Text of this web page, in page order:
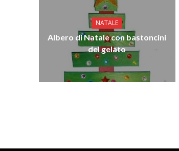
NATALE
Albero di Natale con bastoncini
del gelato